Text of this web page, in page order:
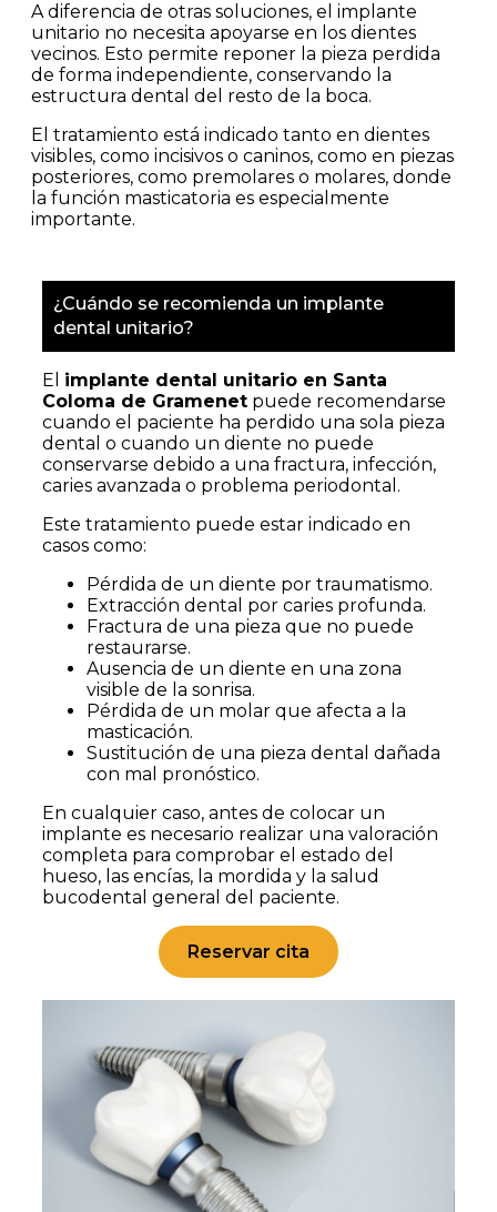
A diferencia de otras soluciones, el implante
unitario no necesita apoyarse en los dientes
vecinos. Esto permite reponer la pieza perdida
de forma independiente, conservando la
estructura dental del resto de la boca.
El tratamiento está indicado tanto en dientes
visibles, como incisivos o caninos, como en piezas
posteriores, como premolares o molares, donde
la función masticatoria es especialmente
importante.
¿Cuándo se recomienda un implante
dental unitario?
El implante dental unitario en Santa
Coloma de Gramenet puede recomendarse
cuando el paciente ha perdido una sola pieza
dental o cuando un diente no puede
conservarse debido a una fractura, infección,
caries avanzada o problema periodontal.
Este tratamiento puede estar indicado en
casos como:
Pérdida de un diente por traumatismo.
Extracción dental por caries profunda.
Fractura de una pieza que no puede
restaurarse.
Ausencia de un diente en una zona
visible de la sonrisa.
Pérdida de un molar que afecta a la
masticación.
Sustitución de una pieza dental dañada
con mal pronóstico.
En cualquier caso, antes de colocar un
implante es necesario realizar una valoración
completa para comprobar el estado del
hueso, las encías, la mordida y la salud
bucodental general del paciente.
Reservar cita